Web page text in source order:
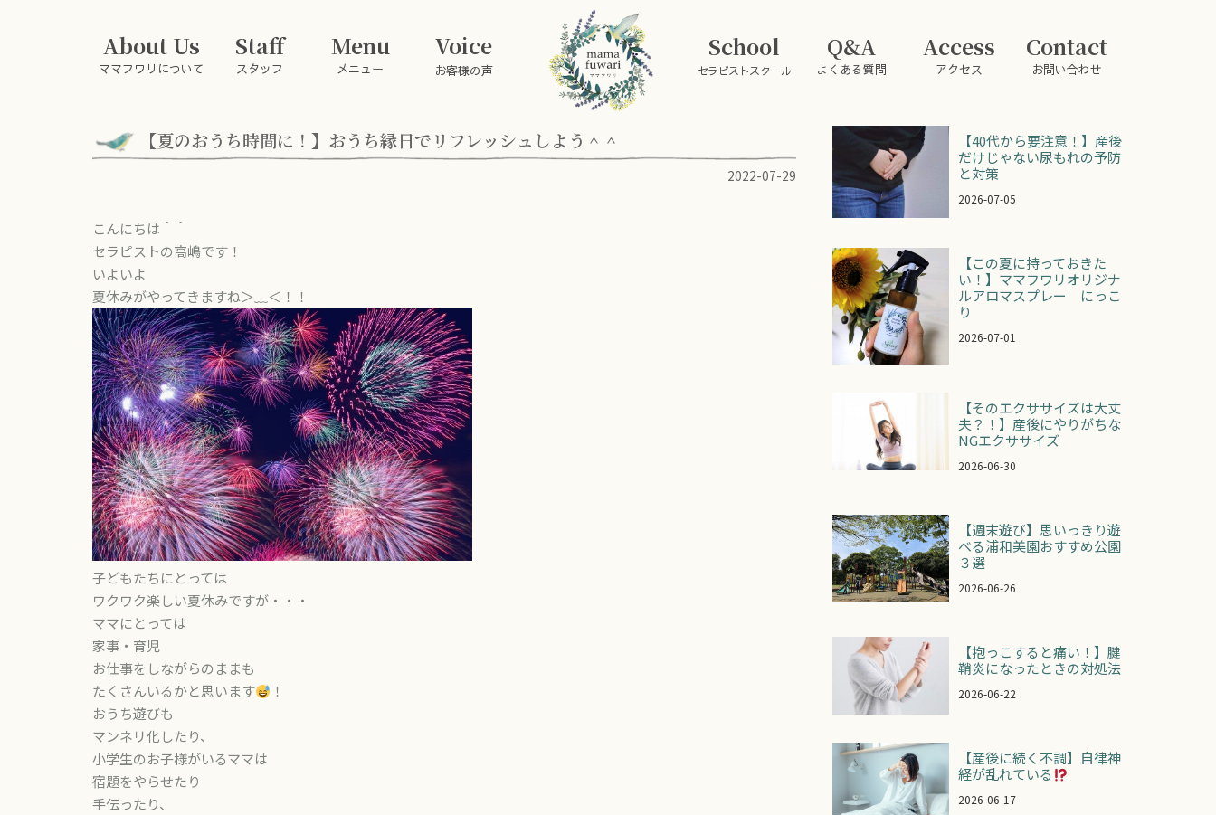
About Us
ママフワリについて
Staff
スタッフ
Menu
メニュー
Voice
お客様の声
School
セラピストスクール
Q&A
よくある質問
Access
アクセス
Contact
お問い合わせ
【夏のおうち時間に！】おうち縁日でリフレッシュしよう＾＾
2022-07-29
こんにちは＾＾
セラピストの高嶋です！
いよいよ
夏休みがやってきますね＞﹏＜！！
子どもたちにとっては
ワクワク楽しい夏休みですが・・・
ママにとっては
家事・育児
お仕事をしながらのままも
たくさんいるかと思います
！
おうち遊びも
マンネリ化したり、
小学生のお子様がいるママは
宿題をやらせたり
手伝ったり、
【40代から要注意！】産後
だけじゃない尿もれの予防
と対策
2026-07-05
【この夏に持っておきた
い！】ママフワリオリジナ
ルアロマスプレー にっこ
り
2026-07-01
【そのエクササイズは大丈
夫？！】産後にやりがちな
NGエクササイズ
2026-06-30
【週末遊び】思いっきり遊
べる浦和美園おすすめ公園
３選
2026-06-26
【抱っこすると痛い！】腱
鞘炎になったときの対処法
2026-06-22
【産後に続く不調】自律神
経が乱れている
2026-06-17